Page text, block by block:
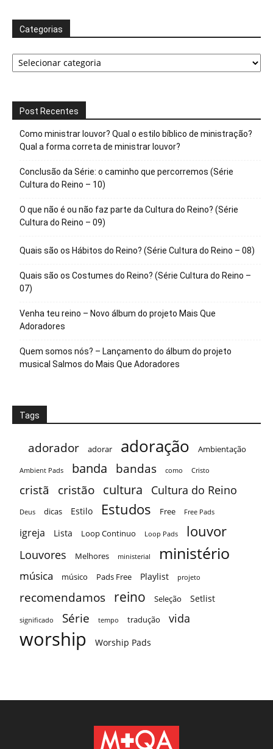
Categorias
Categorias
Post Recentes
Como ministrar louvor? Qual o estilo bíblico de ministração?
Qual a forma correta de ministrar louvor?
Conclusão da Série: o caminho que percorremos (Série
Cultura do Reino – 10)
O que não é ou não faz parte da Cultura do Reino? (Série
Cultura do Reino – 09)
Quais são os Hábitos do Reino? (Série Cultura do Reino – 08)
Quais são os Costumes do Reino? (Série Cultura do Reino –
07)
Venha teu reino – Novo álbum do projeto Mais Que
Adoradores
Quem somos nós? – Lançamento do álbum do projeto
musical Salmos do Mais Que Adoradores
Tags
adorador adorar adoração Ambientação
Ambient Pads banda bandas como Cristo
cristã cristão cultura Cultura do Reino
Deus dicas Estilo Estudos Free Free Pads
igreja Lista Loop Continuo Loop Pads louvor
Louvores Melhores ministerial ministério
música músico Pads Free Playlist projeto
recomendamos reino Seleção Setlist
significado Série tempo tradução vida
worship Worship Pads